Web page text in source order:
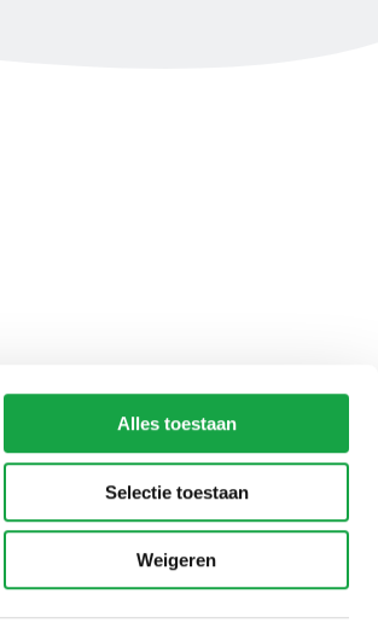
Alles toestaan
Selectie toestaan
Weigeren